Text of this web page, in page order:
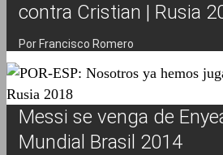
contra Cristian | Rusia
Por Francisco Romero
Messi se venga de
Mundial Brasil 2014